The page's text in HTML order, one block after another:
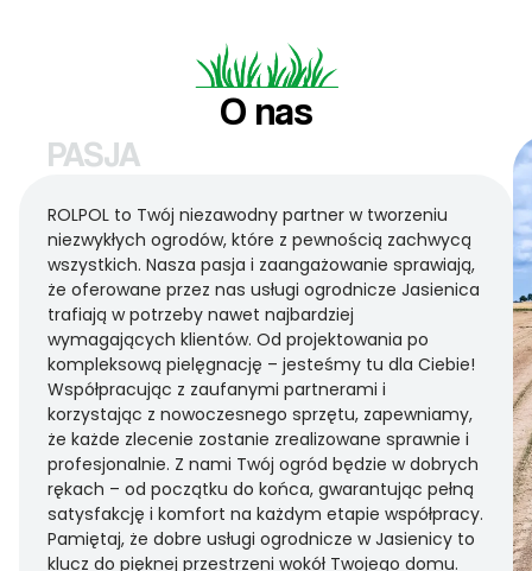
O nas
PASJA
ROLPOL to Twój niezawodny partner w tworzeniu
niezwykłych ogrodów, które z pewnością zachwycą
wszystkich. Nasza pasja i zaangażowanie sprawiają,
że oferowane przez nas usługi ogrodnicze Jasienica
trafiają w potrzeby nawet najbardziej
wymagających klientów. Od projektowania po
kompleksową pielęgnację – jesteśmy tu dla Ciebie!
Współpracując z zaufanymi partnerami i
korzystając z nowoczesnego sprzętu, zapewniamy,
że każde zlecenie zostanie zrealizowane sprawnie i
profesjonalnie. Z nami Twój ogród będzie w dobrych
rękach – od początku do końca, gwarantując pełną
satysfakcję i komfort na każdym etapie współpracy.
Pamiętaj, że dobre usługi ogrodnicze w Jasienicy to
klucz do pięknej przestrzeni wokół Twojego domu.